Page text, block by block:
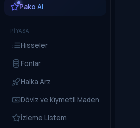
Pako AI
PİYASA
Hisseler
Fonlar
Halka Arz
Döviz ve Kıymetli Maden
İzleme Listem